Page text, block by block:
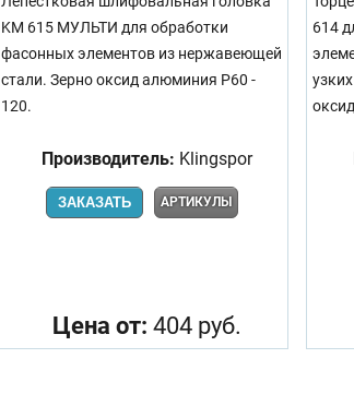
KM 615 МУЛЬТИ для обработки
фасонных элементов из нержавеющей
стали. Зерно оксид алюминия Р60 -
120.
Производитель: Klingspor
ЗАКАЗАТЬ АРТИКУЛЫ
Цена от: 404 руб.
614